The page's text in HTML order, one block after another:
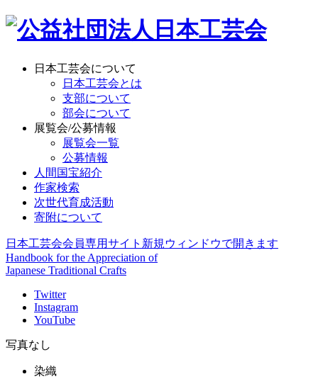
日本工芸会について
日本工芸会とは
支部について
部会について
展覧会/公募情報
展覧会一覧
公募情報
人間国宝紹介
作家検索
次世代育成活動
寄附について
日本工芸会会員専用サイト 新規ウィンドウで開きます
Handbook for the Appreciation of
Japanese Traditional Crafts
Twitter
Instagram
YouTube
写真なし
染織